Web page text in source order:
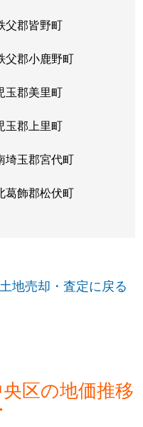
父郡皆野町
父郡小鹿野町
玉郡美里町
玉郡上里町
埼玉郡宮代町
葛飾郡松伏町
地売却・査定に戻る
区の地価推移